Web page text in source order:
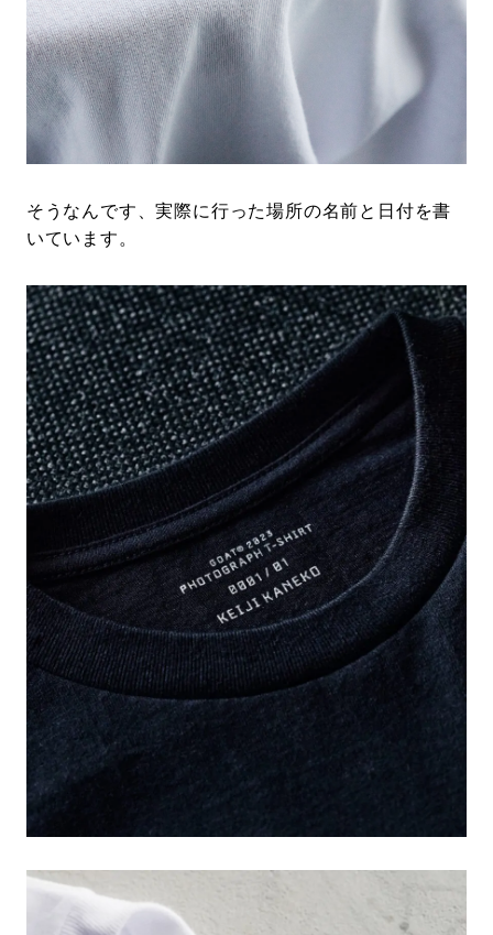
そうなんです、実際に行った場所の名前と日付を書
いています。